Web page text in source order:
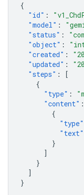
{
"id" :
"model" :
"status" :
"object" :
"created" :
"updated" :
"steps" :
[
{
"type" :
"content" :
{
"type"
"text"
}
]
}
]
}